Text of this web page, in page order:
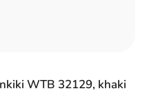
WTB 32129, khaki